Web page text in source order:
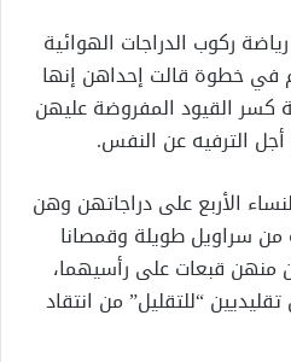
ركوب الدراجات الهوائية
يوم في خطوة قالت إحداهن إنها
كسر القيود المفروضة عليهن
الترفيه عن النفس.
الأربع على دراجاتهن وهن
من سراويل طويلة وقمصانا
منهن قبعات على رأسيهما،
“للتقليل” من انتقاد